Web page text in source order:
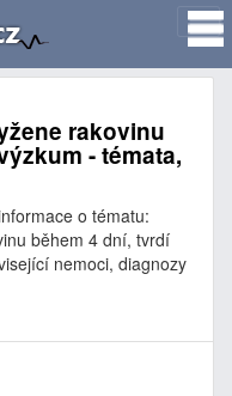
rakovinu
- témata,
o tématu:
během 4 dní, tvrdí
nemoci, diagnozy